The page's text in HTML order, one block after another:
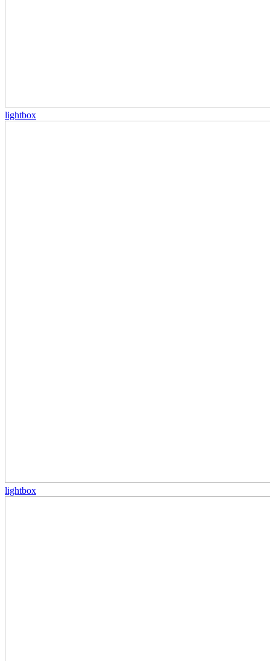
lightbox
lightbox